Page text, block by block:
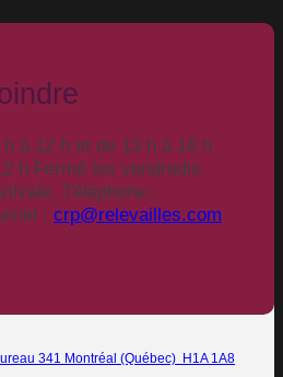
à 12 h et de 13 h à 16 h
h Fermé les vendredis
Téléphone :
: crp@relevailles.com
341 Montréal (Québec) H1A 1A8